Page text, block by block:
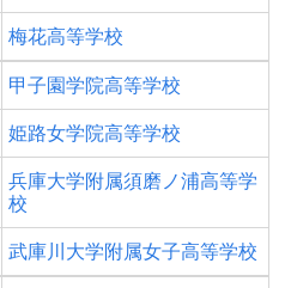
梅花高等学校
甲子園学院高等学校
姫路女学院高等学校
兵庫大学附属須磨ノ浦高等学
校
武庫川大学附属女子高等学校